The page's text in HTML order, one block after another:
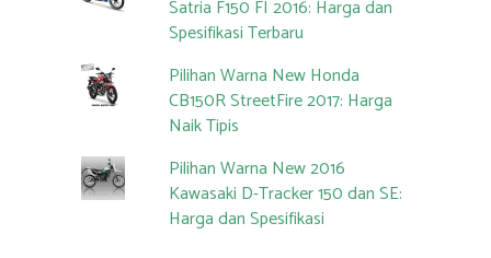
Satria F150 FI 2016: Harga dan
Spesifikasi Terbaru
Pilihan Warna New Honda
CB150R StreetFire 2017: Harga
Naik Tipis
Pilihan Warna New 2016
Kawasaki D-Tracker 150 dan SE:
Harga dan Spesifikasi